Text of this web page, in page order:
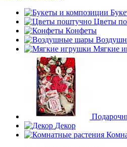
Цветы
Конфеты
Мягкие
Декор